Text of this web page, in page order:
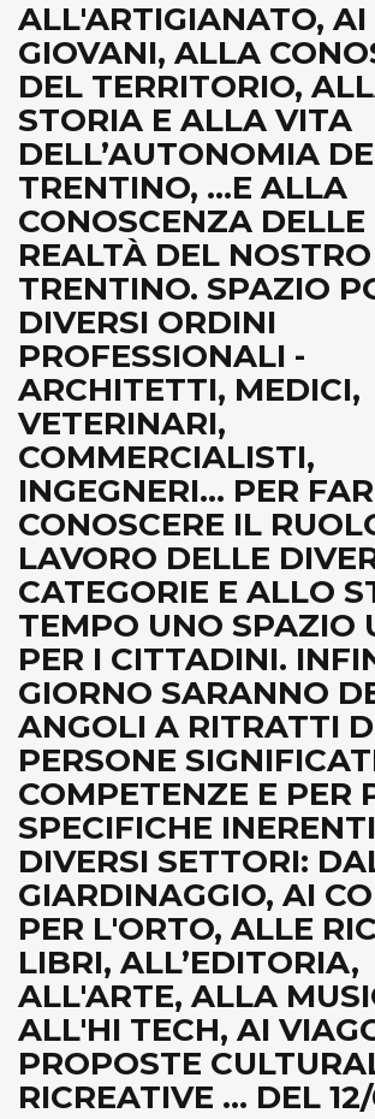
ALL'ARTIGIANATO, AI
GIOVANI, ALLA
DEL TERRITORIO,
STORIA E ALLA VITA
DELL’AUTONOMIA
TRENTINO, ...E ALLA
CONOSCENZA
REALTÀ DEL NOSTRO
TRENTINO. SPAZIO
DIVERSI ORDINI
PROFESSIONALI -
ARCHITETTI, MEDICI,
VETERINARI,
COMMERCIALISTI,
INGEGNERI... PER FAR
CONOSCERE IL
LAVORO DELLE
CATEGORIE E ALLO
TEMPO UNO SPAZIO
PER I CITTADINI.
GIORNO SARANNO
ANGOLI A RITRATTI
PERSONE
COMPETENZE E PER
SPECIFICHE
DIVERSI SETTORI:
GIARDINAGGIO, AI
PER L'ORTO, ALLE
LIBRI, ALL’EDITORIA,
ALL'ARTE, ALLA
ALL'HI TECH, AI
PROPOSTE
RICREATIVE ... DEL